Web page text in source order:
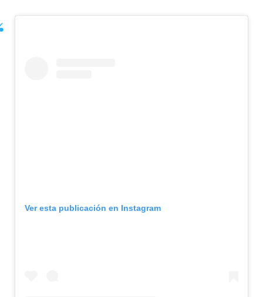
Ver esta publicación en Instagram